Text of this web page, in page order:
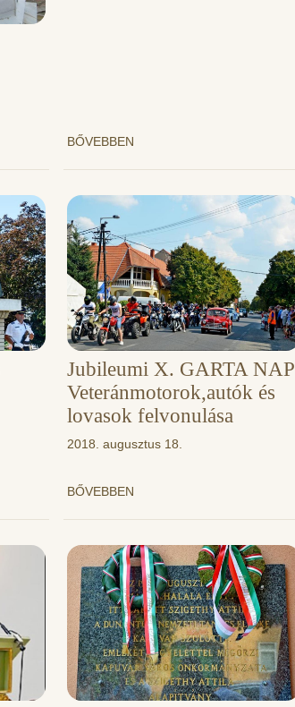
BŐVEBBEN
Jubileumi X. GARTA NAP
Veteránmotorok,autók és
lovasok felvonulása
2018. augusztus 18.
BŐVEBBEN